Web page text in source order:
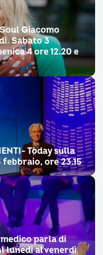
Giacomo
Sabato 3
4 ore 12.20 e
Today sulla
febbraio, ore 23.15
medico parla di
lunedì al venerdì